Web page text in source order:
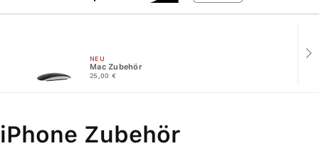
NEU
Mac Zubehör
25,00 €
iPhone Zubehör